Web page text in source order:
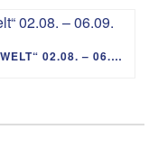
PREDIGTREIHE „MIT GOTT UM DIE WELT“ 02.08. – 06.09.